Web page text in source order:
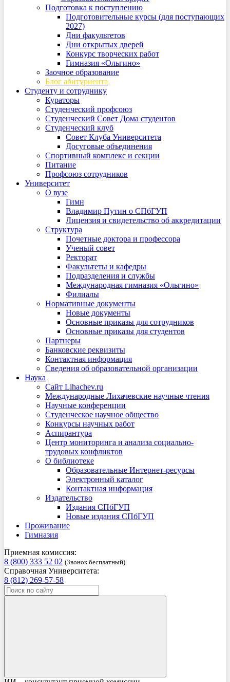
Подготовка к поступлению
Подготовительные курсы (для поступающих
2027)
Дни факультетов
Дни открытых дверей
Конкурс творческих работ
Гимназия «Ольгино»
Заочное образование
Блог абитуриента
Студенту и сотруднику
Кураторы
Студенческий профсоюз
Студенческий Совет Дома студентов
Студенческий клуб
Совет Клуба Университета
Досуговые объединения
Спортивный комплекс и секции
Питание
Профсоюз сотрудников
Университет
О вузе
Гимн
Владимир Путин о СПбГУП
Лицензия и свидетельство об аккредитации
Структура
Почетные доктора и профессора
Ученый совет
Ректорат
Факультеты и кафедры
Подразделения и службы
Международная гимназия «Ольгино»
Филиалы
Нормативные документы
Новые документы
Основные приказы для сотрудников
Основные приказы для студентов
Партнеры
Банковские реквизиты
Контактная информация
Сведения об образовательной организации
Наука
Сайт Lihachev.ru
Международные Лихачевские научные чтения
Научные конференции
Студенческое научное общество
Конкурсы научных работ
Аспирантура
Центр мониторинга и анализа социально-
трудовых конфликтов
О библиотеке
Образовательные Интернет-ресурсы
Электронный каталог
Контактная информация
Издательство
Издания СПбГУП
Новые издания СПбГУП
Проживание
Гимназия
Приемная комиссия:
8 (800) 333 52 02 (Звонок бесплатный)
Справочная Университета:
8 (812) 269-57-58